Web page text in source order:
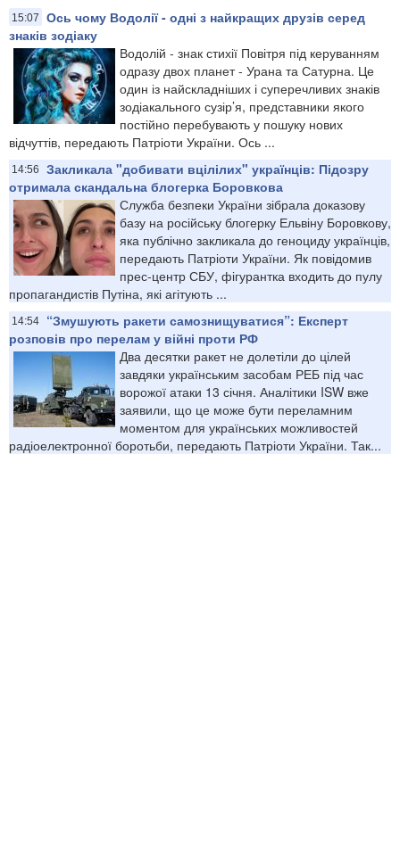
15:07
Ось чому Водолії - одні з найкращих друзів серед
знаків зодіаку
Водолій - знак стихії Повітря під керуванням
одразу двох планет - Урана та Сатурна. Це
один із найскладніших і суперечливих знаків
зодіакального сузір’я, представники якого
постійно перебувають у пошуку нових
відчуттів, передають Патріоти України. Ось ...
14:56
Закликала "добивати вцілілих" українців: Підозру
отримала скандальна блогерка Боровкова
Служба безпеки України зібрала доказову
базу на російську блогерку Ельвіну Боровкову,
яка публічно закликала до геноциду українців,
передають Патріоти України. Як повідомив
прес-центр СБУ, фігурантка входить до пулу
пропагандистів Путіна, які агітують ...
14:54
“Змушують ракети самознищуватися”: Експерт
розповів про перелам у війні проти РФ
Два десятки ракет не долетіли до цілей
завдяки українським засобам РЕБ під час
ворожої атаки 13 січня. Аналітики ISW вже
заявили, що це може бути переламним
моментом для українських можливостей
радіоелектронної боротьби, передають Патріоти України. Так...